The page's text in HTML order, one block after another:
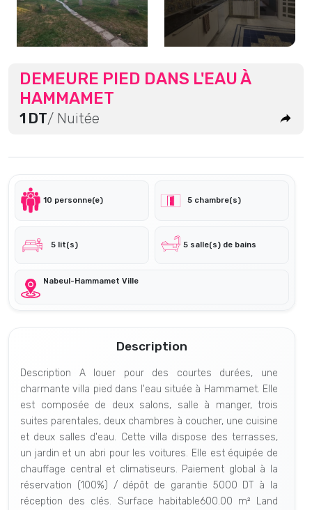
DEMEURE PIED DANS L'EAU À
HAMMAMET
1 DT/ Nuitée
10 personne(e) 5 chambre(s)
5 lit(s) 5 salle(s) de bains
Nabeul-Hammamet Ville
Description
Description A louer pour des courtes durées, une
charmante villa pied dans l'eau située à Hammamet. Elle
est composée de deux salons, salle à manger, trois
suites parentales, deux chambres à coucher, une cuisine
et deux salles d'eau. Cette villa dispose des terrasses,
un jardin et un abri pour les voitures. Elle est équipée de
chauffage central et climatiseurs. Paiement global à la
réservation (100%) / dépôt de garantie 5000 DT à la
réception des clés. Surface habitable600.00 m² Land